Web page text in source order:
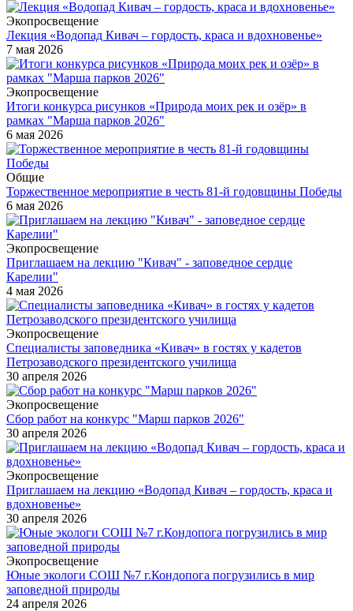
Экопросвещение
Лекция «Водопад Кивач – гордость, краса и вдохновенье»
7 мая 2026
Экопросвещение
Итоги конкурса рисунков «Природа моих рек и озёр» в
рамках "Марша парков 2026"
6 мая 2026
Общие
Торжественное мероприятие в честь 81-й годовщины Победы
6 мая 2026
Экопросвещение
Приглашаем на лекцию "Кивач" - заповедное сердце
Карелии"
4 мая 2026
Экопросвещение
Специалисты заповедника «Кивач» в гостях у кадетов
Петрозаводского президентского училища
30 апреля 2026
Экопросвещение
Сбор работ на конкурс "Марш парков 2026"
30 апреля 2026
Экопросвещение
Приглашаем на лекцию «Водопад Кивач – гордость, краса и
вдохновенье»
30 апреля 2026
Экопросвещение
Юные экологи СОШ №7 г.Кондопога погрузились в мир
заповедной природы
24 апреля 2026